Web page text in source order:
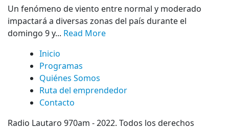
Un fenómeno de viento entre normal y moderado
impactará a diversas zonas del país durante el
domingo 9 y... Read More
Inicio
Programas
Quiénes Somos
Ruta del emprendedor
Contacto
Radio Lautaro 970am - 2022. Todos los derechos